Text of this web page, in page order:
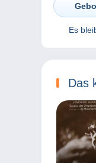
Es
Das